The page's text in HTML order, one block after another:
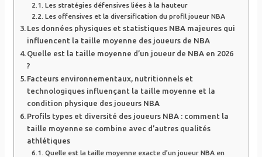
Les stratégies défensives liées à la hauteur
Les offensives et la diversification du profil joueur NBA
Les données physiques et statistiques NBA majeures qui
influencent la taille moyenne des joueurs de NBA
Quelle est la taille moyenne d’un joueur de NBA en 2026
?
Facteurs environnementaux, nutritionnels et
technologiques influençant la taille moyenne et la
condition physique des joueurs NBA
Profils types et diversité des joueurs NBA : comment la
taille moyenne se combine avec d’autres qualités
athlétiques
Quelle est la taille moyenne exacte d’un joueur NBA en